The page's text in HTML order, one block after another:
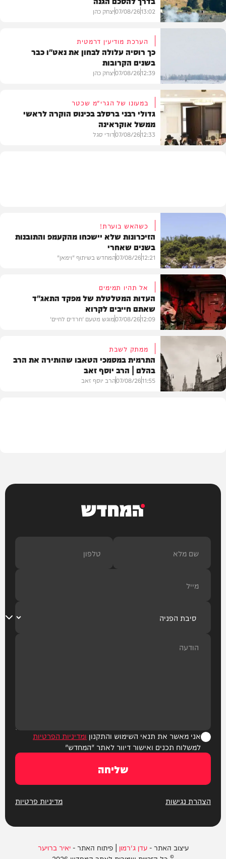
13:02
07/08/26יצחק כהן
הערכת מודיעין דרמטית
כך רוסיה עלולה לבחון את נאט"ו כבר
בשנים הקרובות
12:39
07/08/26יצחק כהן
במעונו של הגרי"מ שכטר
גדולי רבני ברסלב בכינוס הוקרה לראשי
ממשל אוקראינה
12:33
07/08/26דודי סגל
וידאו
כשהאש בוערת!
הזיכרונות שלא יישכחו מהקעמפ והתובנות
בשנים שאחרי
12:21
07/08/26המחדש בשיתוף "וימאן"
דעות
אל תהיו תמימים
העדות המטלטלת של מפקד התאג"ד
שאתם חייבים לקרוא
12:09
07/08/26מוגש מטעם 'חרדים לחיים'
ממתק לשבת
התרמית במסמכי הטאבו שהותירה את הרב
בהלם | הרב יוסף זאב
11:55
07/08/26הרב יוסף זאב
המחדש
אני מאשר את תנאי השימוש והתקנון ומדיניות הפרטיות
למשלוח תכנים ואישור דיוור לאתר "המחדש"
שליחה
הצהרת נגישות מדיניות פרטיות
עיצוב האתר -עדן ג'רמון | פיתוח האתר -יאיר ברויער